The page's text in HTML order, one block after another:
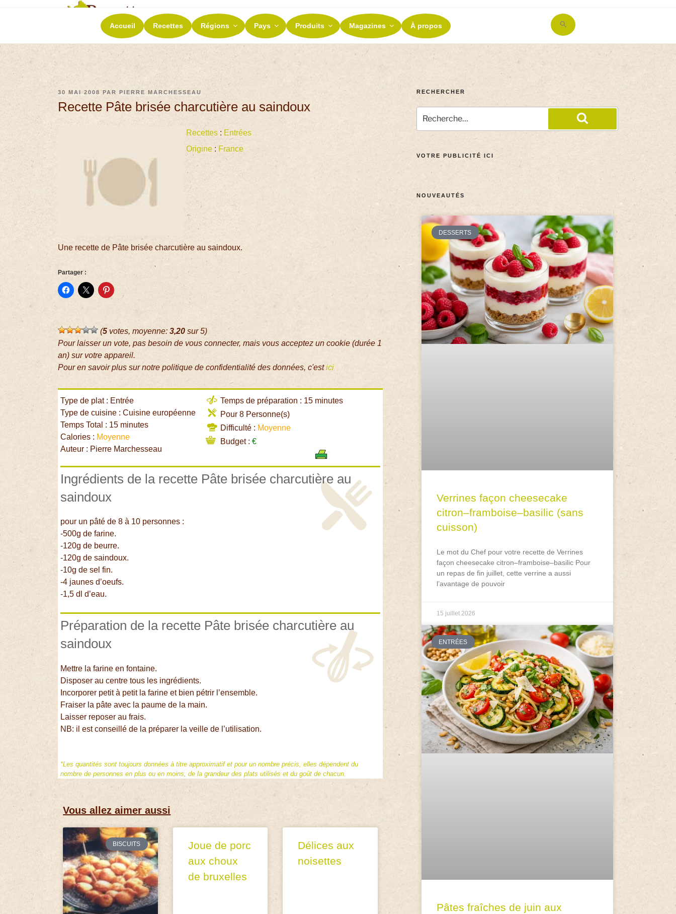
RECETTES ET TERROIRS
La richesse de nos terroirs
Accueil Recettes Régions Pays Produits Magazines À propos
Search
for:
30 MAI 2008 PARPIERRE MARCHESSEAU
Recette Pâte brisée charcutière au saindoux
Recettes : Entrées
Origine : France
Une recette de Pâte brisée charcutière au saindoux.
Partager :
(5 votes, moyenne:3,20 sur 5)
Pour laisser un vote, pas besoin de vous connecter, mais vous acceptez un cookie (durée 1
an) sur votre appareil.
Pour en savoir plus sur notre politique de confidentialité des données, c'estici
Type de plat : Entrée
Type de cuisine : Cuisine européenne
Temps Total : 15 minutes
Calories : Moyenne
Auteur : Pierre Marchesseau
Temps de préparation : 15 minutes
Pour 8 Personne(s)
Difficulté : Moyenne
Budget :€
Ingrédients de la recette Pâte brisée charcutière au
saindoux
pour un pâté de 8 à 10 personnes :
-500g de farine.
-120g de beurre.
-120g de saindoux.
-10g de sel fin.
-4 jaunes d’oeufs.
-1,5 dl d’eau.
Préparation de la recette Pâte brisée charcutière au
saindoux
Mettre la farine en fontaine.
Disposer au centre tous les ingrédients.
Incorporer petit à petit la farine et bien pétrir l’ensemble.
Fraiser la pâte avec la paume de la main.
Laisser reposer au frais.
NB: il est conseillé de la préparer la veille de l’utilisation.
*Les quantités sont toujours données à titre approximatif et pour un nombre précis, elles dépendent du
nombre de personnes en plus ou en moins, de la grandeur des plats utilisés et du goût de chacun.
Vous allez aimer aussi
BISCUITS
Joue de porc
aux choux
de bruxelles
Délices aux
noisettes
RECHERCHER
VOTRE PUBLICITÉ ICI
NOUVEAUTÉS
DESSERTS
Verrines façon cheesecake
citron–framboise–basilic (sans
cuisson)
Le mot du Chef pour votre recette de Verrines
façon cheesecake citron–framboise–basilic Pour
un repas de fin juillet, cette verrine a aussi
l’avantage de pouvoir
15 juillet 2026
ENTRÉES
Pâtes fraîches de juin aux